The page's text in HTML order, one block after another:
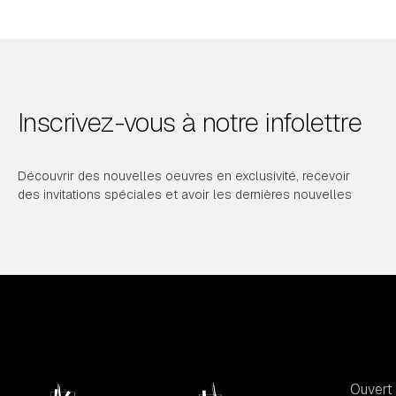
Inscrivez-vous à notre infolettre
Découvrir des nouvelles oeuvres en exclusivité, recevoir
des invitations spéciales et avoir les dernières nouvelles
Ouvert